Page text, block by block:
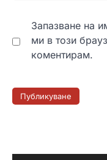
Запазване на
ми в този
коментирам.